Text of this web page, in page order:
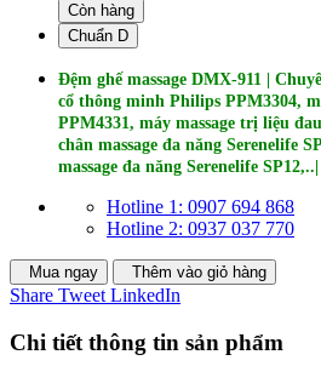
Còn hàng
Chuẩn D
Đệm ghế massage DMX‑911 |
cổ thông minh Philips PPM3304,
PPM4331, máy massage trị liệu
chân massage đa năng Serenelife
massage đa năng Serenelife SP12,..|
Hotline 1: 0907 694 868
Hotline 2: 0937 037 770
Mua ngay Thêm vào giỏ hàng
Share Tweet LinkedIn
Chi tiết thông tin sản phẩm